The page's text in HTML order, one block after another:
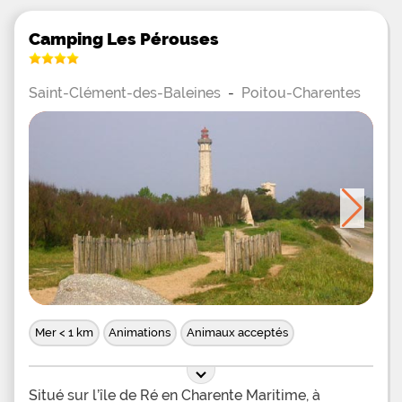
Camping Les Pérouses
Saint-Clément-des-Baleines - Poitou-Charentes
Mer < 1 km Animations Animaux acceptés
Situé sur l’île de Ré en Charente Maritime, à